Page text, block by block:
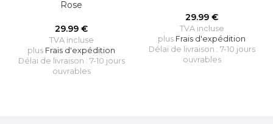
Rose
29.99 €
TVA incluse
plus Frais d'expédition
Délai de livraison : 7-10 jours
ouvrables
29.99 €
TVA incluse
plus Frais d'expédition
Délai de livraison : 7-10 jours
ouvrables